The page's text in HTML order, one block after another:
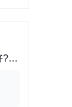
孝感去哪家医院做近视手术效果好?选择医院重点看哪些条件